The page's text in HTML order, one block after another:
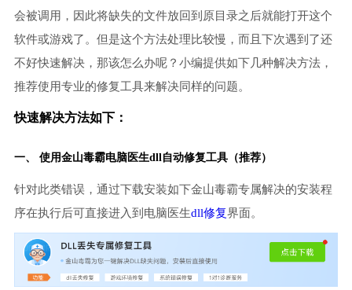
会被调用，因此将缺失的文件放回到原目录之后就能打开这个
软件或游戏了。但是这个方法处理比较慢，而且下次遇到了还
不好快速解决，那该怎么办呢？小编提供如下几种解决方法，
推荐使用专业的修复工具来解决同样的问题。
快速解决方法如下：
一、 使用金山毒霸电脑医生dll自动修复工具（推荐）
针对此类错误，通过下载安装如下金山毒霸专属解决的安装程
序在执行后可直接进入到电脑医生dll修复界面。